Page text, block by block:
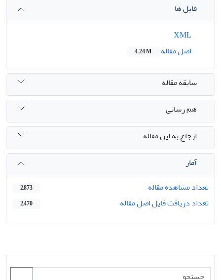
فایل ها
اصل مقاله
4.24 M
سابقه مقاله
هم رسانی
ارجاع به این مقاله
آمار
تعداد مشاهده مقاله
2,873
تعداد دریافت فایل اصل مقاله 2,470